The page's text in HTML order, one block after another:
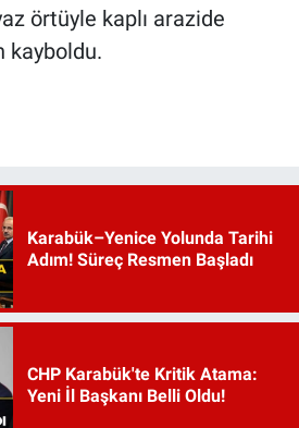
örtüyle kaplı arazide
kayboldu.
Karabük–Yenice Yolunda Tarihi
Adım! Süreç Resmen Başladı
CHP Karabük'te Kritik Atama:
Yeni İl Başkanı Belli Oldu!